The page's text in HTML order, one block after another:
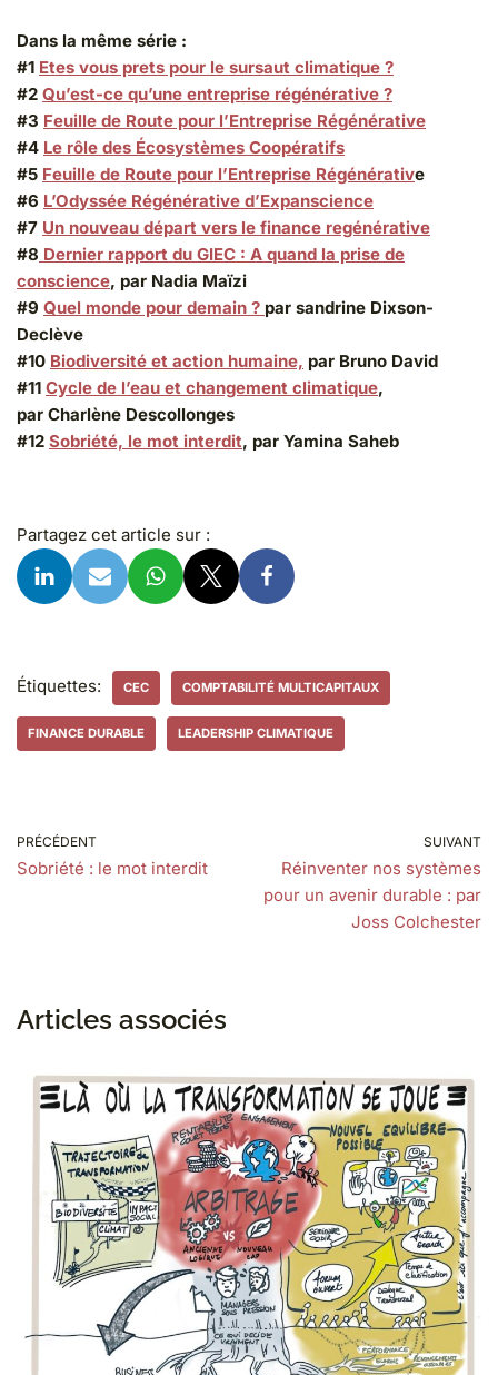
Dans la même série :
#1 Etes vous prets pour le sursaut climatique ?
#2 Qu’est-ce qu’une entreprise régénérative ?
#3 Feuille de Route pour l’Entreprise Régénérative
#4 Le rôle des Écosystèmes Coopératifs
#5 Feuille de Route pour l’Entreprise Régénérative
#6 L’Odyssée Régénérative d’Expanscience
#7 Un nouveau départ vers le finance regénérative
#8 Dernier rapport du GIEC : A quand la prise de
conscience, par Nadia Maïzi
#9 Quel monde pour demain ? par sandrine Dixson-
Declève
#10 Biodiversité et action humaine, par Bruno David
#11 Cycle de l’eau et changement climatique,
par Charlène Descollonges
#12 Sobriété, le mot interdit, par Yamina Saheb
Partagez cet article sur :
Étiquettes: CEC COMPTABILITÉ MULTICAPITAUX
FINANCE DURABLE LEADERSHIP CLIMATIQUE
PRÉCÉDENT
Sobriété : le mot interdit
SUIVANT
Réinventer nos systèmes
pour un avenir durable : par
Joss Colchester
Articles associés